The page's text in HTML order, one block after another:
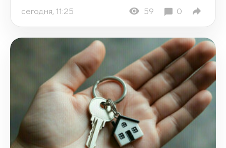
сегодня, 11:25 59 0